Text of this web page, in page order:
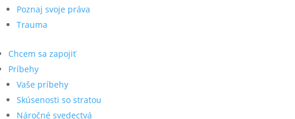
Poznaj svoje práva
Trauma
Chcem sa zapojiť
Príbehy
Vaše príbehy
Skúsenosti so stratou
Náročné svedectvá